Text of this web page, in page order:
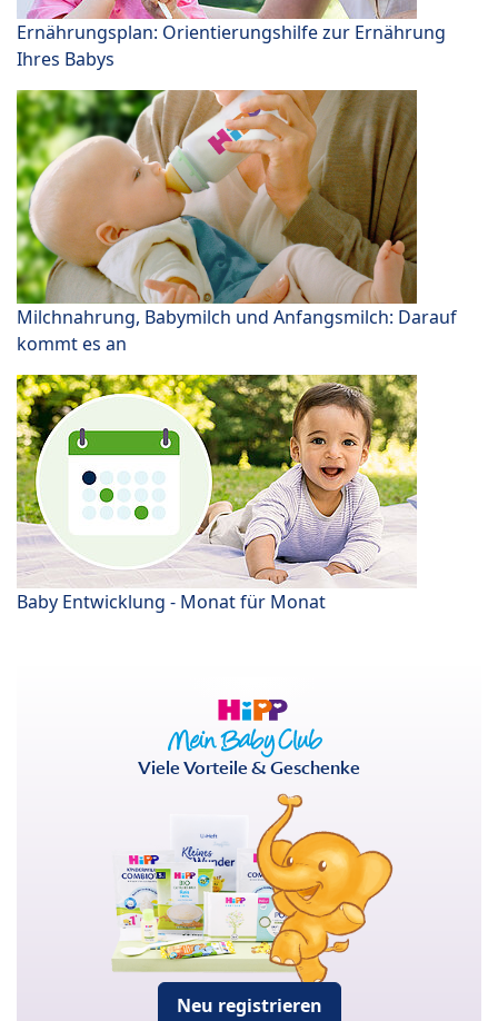
Ernährungsplan: Orientierungshilfe zur Ernährung
Ihres Babys
Milchnahrung, Babymilch und Anfangsmilch: Darauf
kommt es an
Baby Entwicklung - Monat für Monat
Viele Vorteile & Geschenke
Neu registrieren